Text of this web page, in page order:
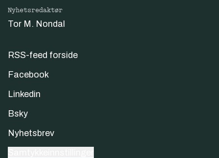
Nyhetsredaktør
Tor M. Nondal
RSS-feed forside
Facebook
Linkedin
Bsky
Nyhetsbrev